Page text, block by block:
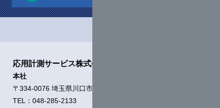
応用計測サービス株式会社
本社
〒334-0076 埼玉県川口市本蓮1-11-21
TEL：048-285-2133